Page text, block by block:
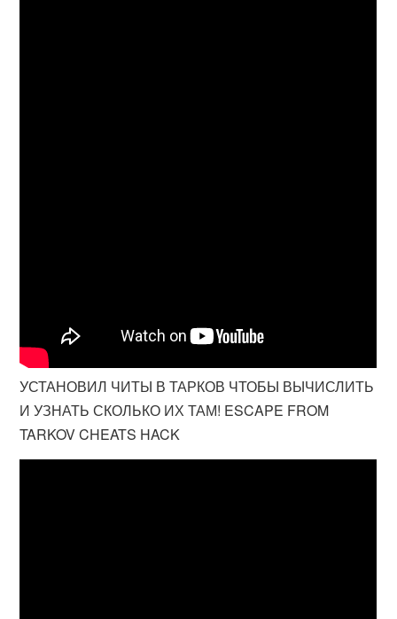
УСТАНОВИЛ ЧИТЫ В ТАРКОВ ЧТОБЫ ВЫЧИСЛИТЬ
И УЗНАТЬ СКОЛЬКО ИХ ТАМ! ESCAPE FROM
TARKOV CHEATS HACK